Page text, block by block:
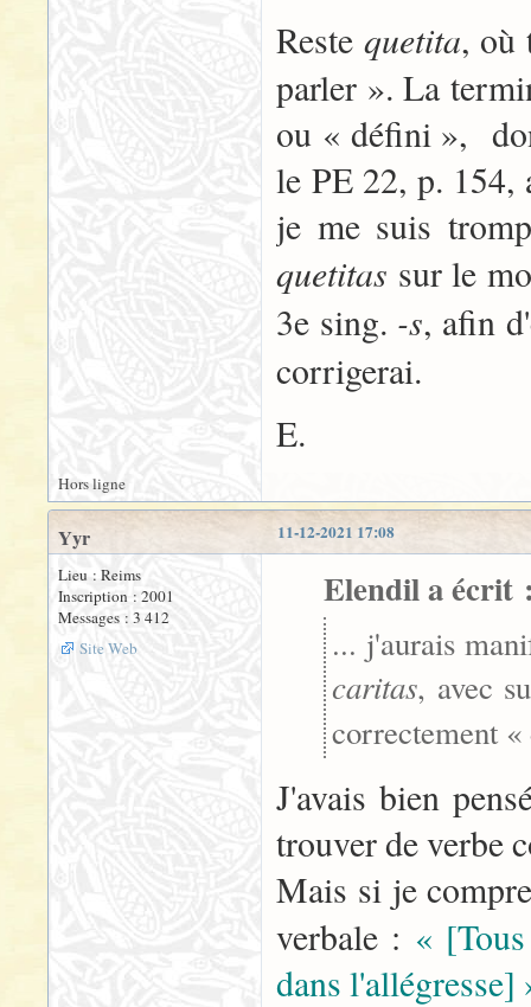
Reste quetita, où
parler ». La
ou « défini »,
le PE 22, p. 154,
je me suis
quetitas sur le
3e sing. -s, afin
corrigerai.
E.
Hors ligne
11-12-2021 17:08
Yyr
Lieu : Reims
Inscription : 2001
Messages : 3 412
Site Web
Elendil a écrit
... j'aurais
caritas, avec
correctement
J'avais bien
trouver de verbe
Mais si je
verbale : «
dans l'allégresse]